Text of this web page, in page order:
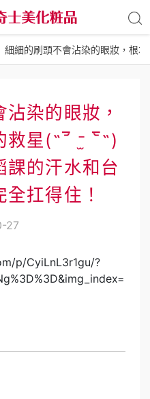
細細的刷頭不會沾染的眼妝，根
染的眼妝，
救星(˶‾᷄ ⁻̫ ‾᷅˵)
課的汗水和台
扛得住！
27
p/CyiLnL3r1gu/?